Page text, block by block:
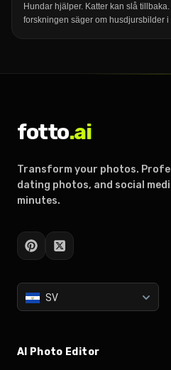
Hundar hjälper. Katter kan slå
forskningen säger om husdjursbilder
fotto.ai
Transform your photos.
dating photos, and social
minutes.
SV
AI Photo Editor